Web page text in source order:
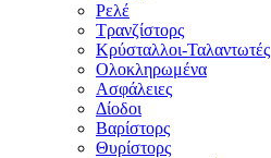
Ρελέ
Τρανζίστορς
Κρύσταλλοι-Ταλαντωτές
Ολοκληρωμένα
Ασφάλειες
Δίοδοι
Βαρίστορς
Θυρίστορς